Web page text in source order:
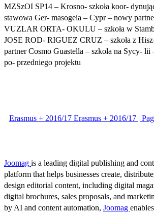
MZSzOI SP14 – Krosno- szkoła koor-
stawowa Ger- masogeia – Cypr – nowy
VUZLAR ORTA- OKULU – szkoła w
JOSE ROD- RIGUEZ CRUZ – szkoła z
partner Cosmo Guastella – szkoła na Sycy- lii
po- przedniego projektu
Erasmus + 2016/17 Erasmus + 2016/17 |
Joomag is a leading digital publishing and
platform that helps businesses create,
design editorial content, including digital
digital brochures, sales proposals, and
by AI and content automation, Joomag